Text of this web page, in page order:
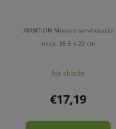
AMBITION Monaco servírovacia
misa, 35,5 x 22 cm
Na sklade
€17,19